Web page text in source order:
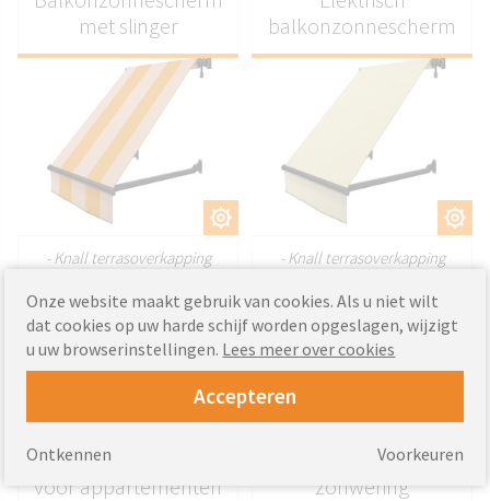
met slinger
- Knall terrasoverkapping
- Kwalitatief hoogwaardig
product
- Gemaakt om te meten
EUR
balkonzonnescherm
- Knall terrasoverkapping
- Kwalitatief hoogwaardig
product
- Gemaakt om te meten
Balkonzonnescherm
voor appartementen
Balkonluifel met
zonwering
Onze website maakt gebruik van cookies. Als u niet wilt
dat cookies op uw harde schijf worden opgeslagen, wijzigt
u uw browserinstellingen. Lees meer over cookies
Accepteren
Voorkeuren
Ontkennen